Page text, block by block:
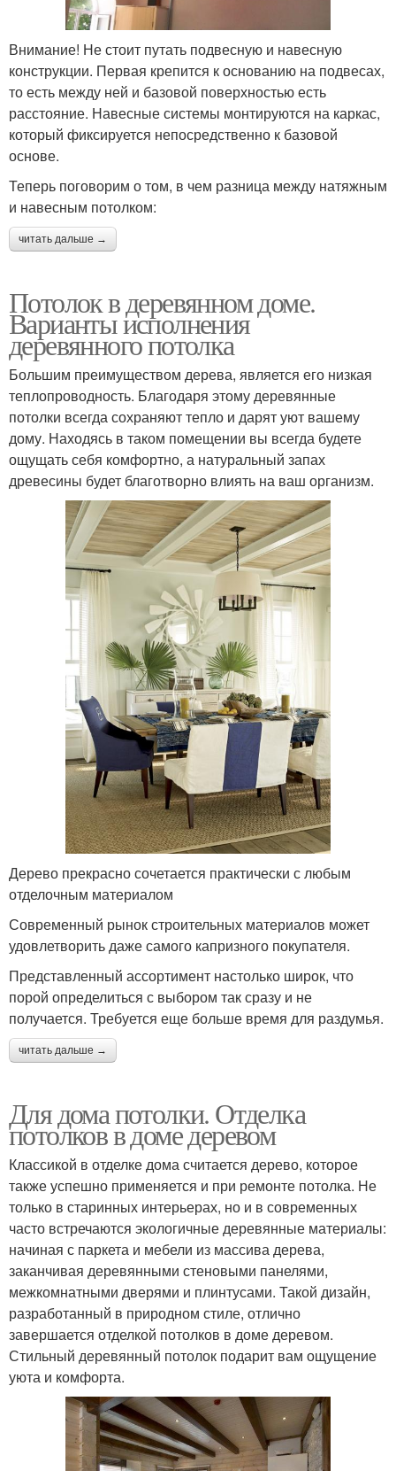
Внимание! Не стоит путать подвесную и навесную
конструкции. Первая крепится к основанию на подвесах,
то есть между ней и базовой поверхностью есть
расстояние. Навесные системы монтируются на каркас,
который фиксируется непосредственно к базовой
основе.
Теперь поговорим о том, в чем разница между натяжным
и навесным потолком:
читать дальше →
Потолок в деревянном доме.
Варианты исполнения
деревянного потолка
Большим преимуществом дерева, является его низкая
теплопроводность. Благодаря этому деревянные
потолки всегда сохраняют тепло и дарят уют вашему
дому. Находясь в таком помещении вы всегда будете
ощущать себя комфортно, а натуральный запах
древесины будет благотворно влиять на ваш организм.
Дерево прекрасно сочетается практически с любым
отделочным материалом
Современный рынок строительных материалов может
удовлетворить даже самого капризного покупателя.
Представленный ассортимент настолько широк, что
порой определиться с выбором так сразу и не
получается. Требуется еще больше время для раздумья.
читать дальше →
Для дома потолки. Отделка
потолков в доме деревом
Классикой в отделке дома считается дерево, которое
также успешно применяется и при ремонте потолка. Не
только в старинных интерьерах, но и в современных
часто встречаются экологичные деревянные материалы:
начиная с паркета и мебели из массива дерева,
заканчивая деревянными стеновыми панелями,
межкомнатными дверями и плинтусами. Такой дизайн,
разработанный в природном стиле, отлично
завершается отделкой потолков в доме деревом.
Стильный деревянный потолок подарит вам ощущение
уюта и комфорта.